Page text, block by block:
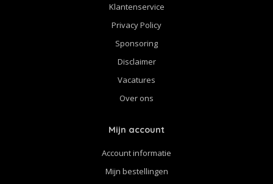
Klantenservice
Privacy Policy
Sponsoring
Disclaimer
Vacatures
Over ons
Mijn account
Account informatie
Mijn bestellingen